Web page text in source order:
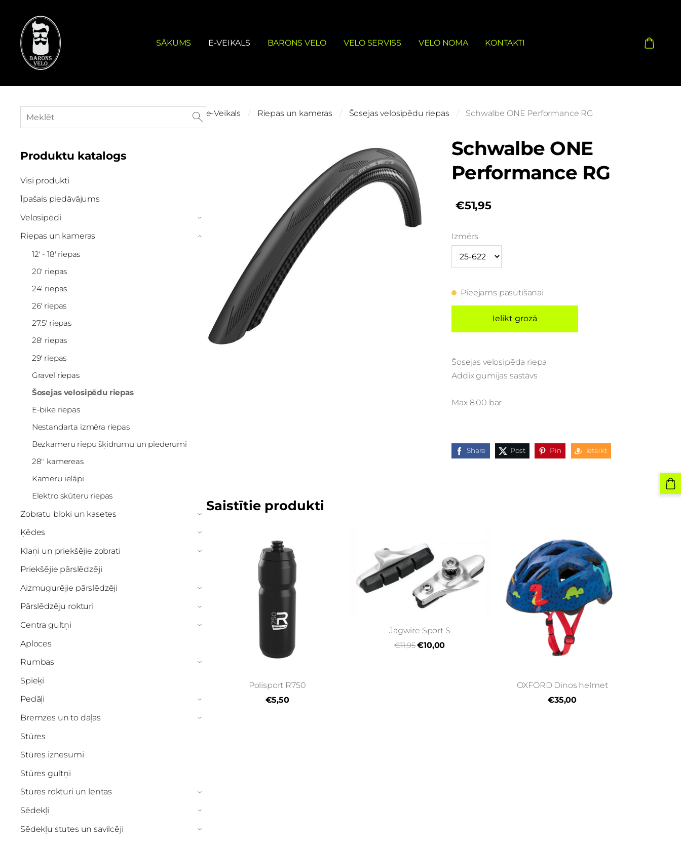
SĀKUMS E-VEIKALS BARONS VELO VELO SERVISS VELO NOMA KONTAKTI
Produktu katalogs
Visi produkti
Īpašais piedāvājums
Velosipēdi
›
Riepas un kameras
12' - 18' riepas
20' riepas
24' riepas
26' riepas
27.5' riepas
28' riepas
29' riepas
Gravel riepas
Šosejas velosipēdu riepas
E-bike riepas
Nestandarta izmēra riepas
Bezkameru riepu šķidrumu un piederumi
28'' kamereas
Kameru ielāpi
Elektro skūteru riepas
›
Zobratu bloki un kasetes ›
Ķēdes ›
Klaņi un priekšējie zobrati ›
Priekšējie pārslēdzēji
Aizmugurējie pārslēdzēji
›
Pārslēdzēju rokturi ›
Centra gultņi ›
Aploces
Rumbas
›
Spieķi
Pedāļi
›
Bremzes un to daļas ›
Stūres
Stūres iznesumi
Stūres gultņi
Stūres rokturi un lentas
›
Sēdekļi ›
Sēdekļu stutes un savilcēji ›
e-Veikals Riepas un kameras Šosejas velosipēdu riepas Schwalbe ONE Performance RG
Schwalbe ONE
Performance RG
€51,95
Izmērs
Pieejams pasūtīšanai
Ielikt grozā
Šosejas velosipēda riepa
Addix gumijas sastāvs
Max 8.00 bar
Share Post Pin Ieteikt
Saistītie produkti
Polisport R750
€5,50
Jagwire Sport S
€11,95 €10,00
OXFORD Dinos helmet
€35,00